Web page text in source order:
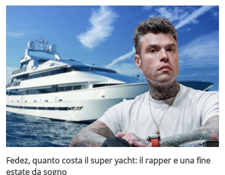
Fedez, quanto costa il super yacht: il rapper e una fine
estate da sogno